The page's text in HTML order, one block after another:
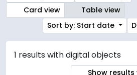
Card view
Table view
Sort by: Start date
1 results with digital objects
Show